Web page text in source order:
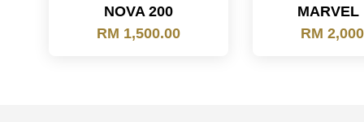
NOVA 200
RM 1,500.00
MARVEL
RM